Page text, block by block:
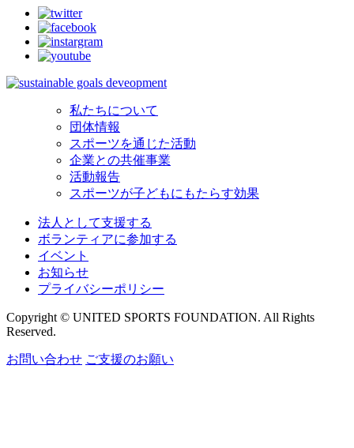
私たちについて
団体情報
スポーツを通じた活動
企業との共催事業
活動報告
スポーツが子どもにもたらす効果
法人として支援する
ボランティアに参加する
イベント
お知らせ
プライバシーポリシー
Copyright © UNITED SPORTS FOUNDATION. All Rights
Reserved.
お問い合わせ ご支援のお願い